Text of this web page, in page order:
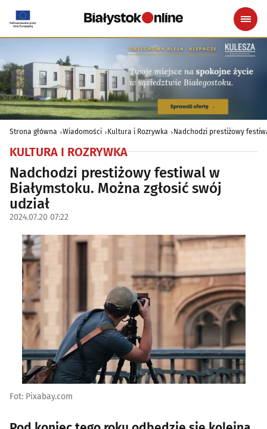
Strona główna Wiadomości Kultura i Rozrywka Nadchodzi prestiżowy
KULTURA I ROZRYWKA
Nadchodzi prestiżowy festiwal w
Białymstoku. Można zgłosić swój
udział
2024.07.20 07:22
Fot: Pixabay.com